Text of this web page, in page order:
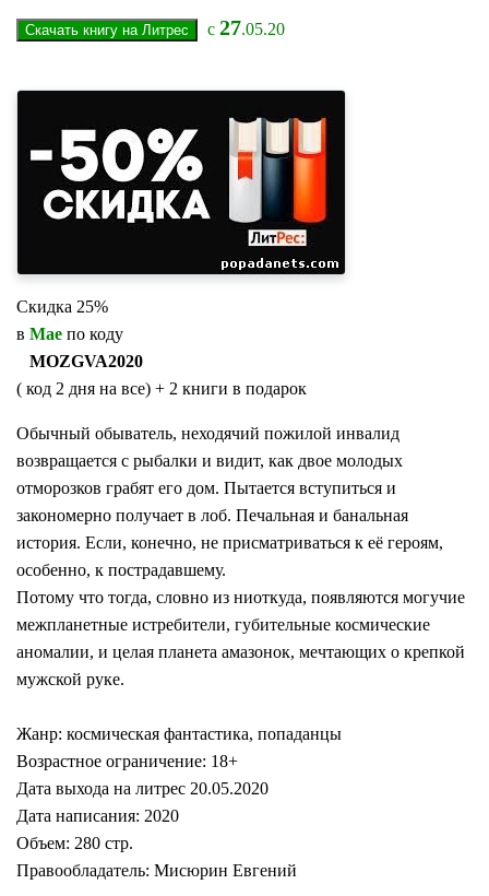
с 27.05.20
Скидка 25%
в Мае по коду
MOZGVA2020
( код 2 дня на все) + 2 книги в подарок
Обычный обыватель, неходячий пожилой инвалид
возвращается с рыбалки и видит, как двое молодых
отморозков грабят его дом. Пытается вступиться и
закономерно получает в лоб. Печальная и банальная
история. Если, конечно, не присматриваться к её героям,
особенно, к пострадавшему.
Потому что тогда, словно из ниоткуда, появляются могучие
межпланетные истребители, губительные космические
аномалии, и целая планета амазонок, мечтающих о крепкой
мужской руке.
Жанр: космическая фантастика, попаданцы
Возрастное ограничение: 18+
Дата выхода на литрес 20.05.2020
Дата написания: 2020
Объем: 280 стр.
Правообладатель: Мисюрин Евгений